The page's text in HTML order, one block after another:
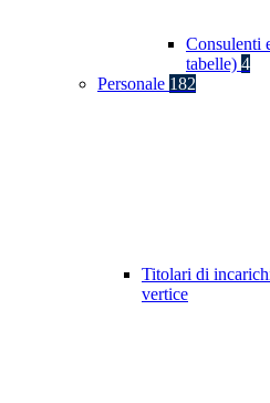
Consulenti
tabelle) 4
Personale 182
Titolari di
vertice